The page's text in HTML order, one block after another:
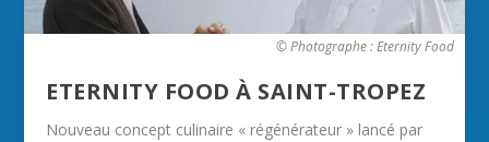
© Photographe : Eternity Food
ETERNITY FOOD À SAINT-TROPEZ
Nouveau concept culinaire « régénérateur » lancé par